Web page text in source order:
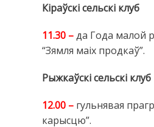
Кіраўскі сельскі клуб
11.30 –да Года малой
“Зямля маіх продкаў”.
Рыжкаўскі сельскі клуб
12.00 –гульнявая
карысцю”.